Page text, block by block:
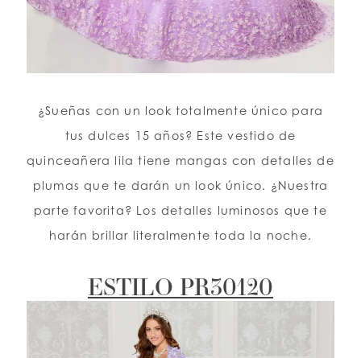
¿Sueñas con un look totalmente único para
tus dulces 15 años? Este vestido de
quinceañera lila tiene mangas con detalles de
plumas que te darán un look único. ¿Nuestra
parte favorita? Los detalles luminosos que te
harán brillar literalmente toda la noche.
ESTILO PR30120